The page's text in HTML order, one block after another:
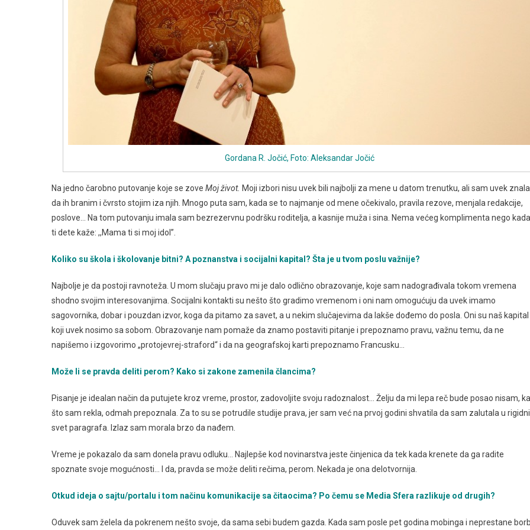
Gordana R. Jočić, Foto: Aleksandar Jočić
Na jedno čarobno putovanje koje se zove Moj život. Moji izbori nisu uvek bili najbolji za mene u datom trenutku, ali sam uvek znala
da ih branim i čvrsto stojim iza njih. Mnogo puta sam, kada se to najmanje od mene očekivalo, pravila rezove, menjala redakcije,
poslove… Na tom putovanju imala sam bezrezervnu podršku roditelja, a kasnije muža i sina. Nema većeg komplimenta nego kada
ti dete kaže: ,,Mama ti si moj idol”.
Koliko su škola i školovanje bitni? A poznanstva i socijalni kapital? Šta je u tvom poslu važnije?
Najbolje je da postoji ravnoteža. U mom slučaju pravo mi je dalo odlično obrazovanje, koje sam nadograđivala tokom vremena
shodno svojim interesovanjima. Socijalni kontakti su nešto što gradimo vremenom i oni nam omogućuju da uvek imamo
sagovornika, dobar i pouzdan izvor, koga da pitamo za savet, a u nekim slučajevima da lakše dođemo do posla. Oni su naš kapital
koji uvek nosimo sa sobom. Obrazovanje nam pomaže da znamo postaviti pitanje i prepoznamo pravu, važnu temu, da ne
napišemo i izgovorimo „protojevrej-straford“ i da na geografskoj karti prepoznamo Francusku…
Može li se pravda deliti perom? Kako si zakone zamenila člancima?
Pisanje je idealan način da putujete kroz vreme, prostor, zadovoljite svoju radoznalost… Želju da mi lepa reč bude posao nisam,
što sam rekla, odmah prepoznala. Za to su se potrudile studije prava, jer sam već na prvoj godini shvatila da sam zalutala u rigidni
svet paragrafa. Izlaz sam morala brzo da nađem.
Vreme je pokazalo da sam donela pravu odluku… Najlepše kod novinarstva jeste činjenica da tek kada krenete da ga radite
spoznate svoje mogućnosti… I da, pravda se može deliti rečima, perom. Nekada je ona delotvornija.
Otkud ideja o sajtu/portalu i tom načinu komunikacije sa čitaocima? Po čemu se Media Sfera razlikuje od drugih?
Oduvek sam želela da pokrenem nešto svoje, da sama sebi budem gazda. Kada sam posle pet godina mobinga i neprestane